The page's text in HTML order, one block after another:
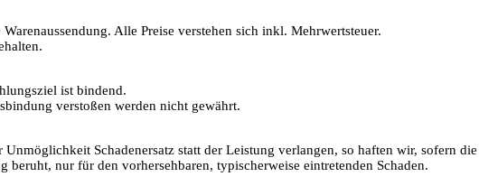
Alle Preise verstehen sich inkl. Mehrwertsteuer.
ist bindend.
verstoßen werden nicht gewährt.
Unmöglichkeit Schadenersatz statt der Leistung verlangen, so haften wir, sofern
beruht, nur für den vorhersehbaren, typischerweise eintretenden Schaden.